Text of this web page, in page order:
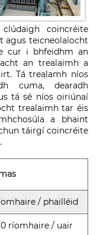
coincréite
agus teicneolaíocht
cur i bhfeidhm an
an trealaimh a
Tá trealamh níos
cuma, dearadh
tá sé níos oiriúnaí
trealaimh tar éis
a bhaint
táirgí coincréite
/ phailléid
ríomhaire / uair